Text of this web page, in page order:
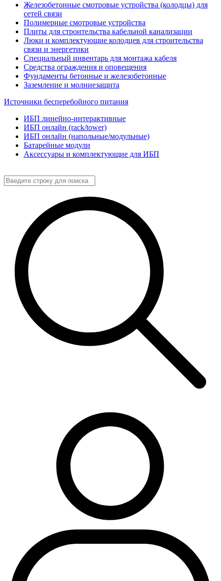
Железобетонные смотровые устройства (колодцы) для
сетей связи
Полимерные смотровые устройства
Плиты для строительства кабельной канализации
Люки и комплектующие колодцев для строительства
связи и энергетики
Специальный инвентарь для монтажа кабеля
Средства ограждения и оповещения
Фундаменты бетонные и железобетонные
Заземление и молниезащита
Источники бесперебойного питания
ИБП линейно-интерактивные
ИБП онлайн (rack/tower)
ИБП онлайн (напольные/модульные)
Батарейные модули
Аксессуары и комплектующие для ИБП